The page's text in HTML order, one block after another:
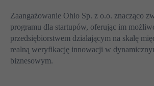
Zaangażowanie Ohio Sp. z o.o. znacząco
programu dla startupów, oferując im
przedsiębiorstwem działającym na skalę
realną weryfikację innowacji w
biznesowym.